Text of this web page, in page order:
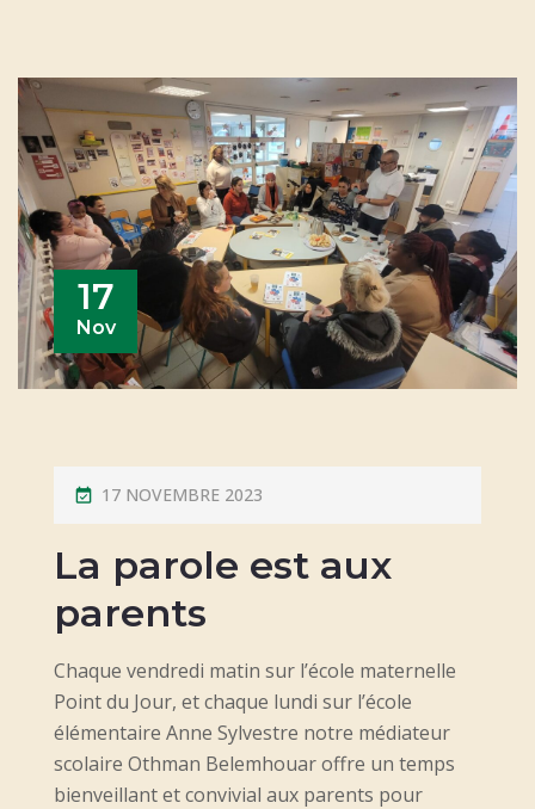
17
Nov
P
O
S
E
O
N
17 NOVEMBRE 2023
La parole est aux
parents
Chaque vendredi matin sur l’école maternelle
Point du Jour, et chaque lundi sur l’école
élémentaire Anne Sylvestre notre médiateur
scolaire Othman Belemhouar offre un temps
bienveillant et convivial aux parents pour